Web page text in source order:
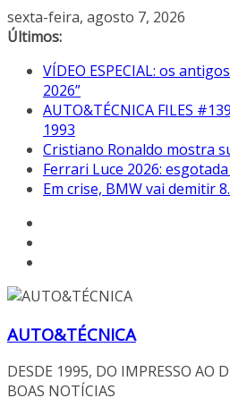
Pular
para
conteúdo
sexta-feira, agosto 7, 2026
Últimos:
VÍDEO ESPECIAL: os
2026”
AUTO&TÉCNICA FILES
1993
Cristiano Ronaldo mostra
Ferrari Luce 2026:
Em crise, BMW vai demitir
AUTO&TÉCNICA
DESDE 1995, DO IMPRESSO AO
BOAS NOTÍCIAS